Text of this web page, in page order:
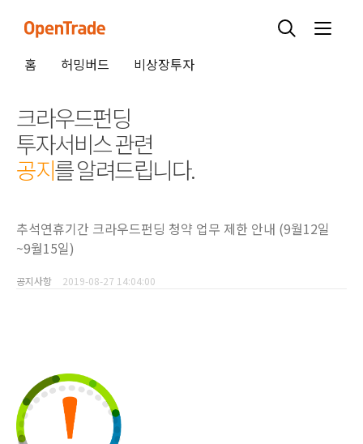
홈 허밍버드 비상장투자
크라우드펀딩
투자서비스 관련
공지를 알려드립니다.
추석연휴기간 크라우드펀딩 청약 업무 제한 안내 (9월12일
~9월15일)
공지사항 2019-08-27 14:04:00